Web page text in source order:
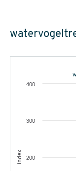
index 200
300
400